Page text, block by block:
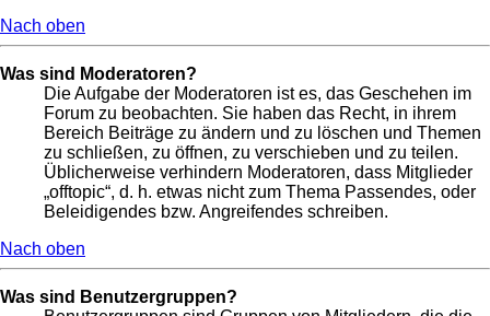
Nach oben
Was sind Moderatoren?
Die Aufgabe der Moderatoren ist es, das Geschehen im
Forum zu beobachten. Sie haben das Recht, in ihrem
Bereich Beiträge zu ändern und zu löschen und Themen
zu schließen, zu öffnen, zu verschieben und zu teilen.
Üblicherweise verhindern Moderatoren, dass Mitglieder
„offtopic“, d. h. etwas nicht zum Thema Passendes, oder
Beleidigendes bzw. Angreifendes schreiben.
Nach oben
Was sind Benutzergruppen?